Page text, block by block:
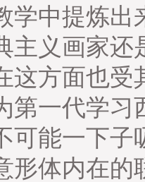
学中提炼
主义画家
这方面也受
第一代学习
可能一下
形体内在